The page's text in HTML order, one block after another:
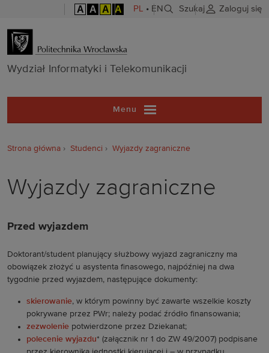
A A A A PL • EN Szukaj Zaloguj się
Wydział
Wydział Informatyki i Telekomunikacji
Menu
Strona główna Studenci Wyjazdy zagraniczne
Wyjazdy zagraniczne
Przed wyjazdem
Doktorant/student planujący służbowy wyjazd zagraniczny ma
obowiązek złożyć u asystenta finasowego, najpóźniej na dwa
tygodnie przed wyjazdem, następujące dokumenty:
skierowanie, w którym powinny być zawarte wszelkie koszty
pokrywane przez PWr; należy podać źródło finansowania;
zezwolenie potwierdzone przez Dziekanat;
polecenie wyjazdu* (załącznik nr 1 do ZW 49/2007) podpisane